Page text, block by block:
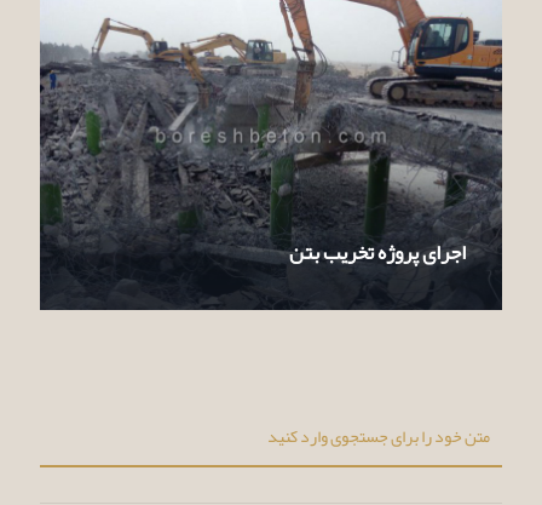
اجرای پروژه تخریب بتن